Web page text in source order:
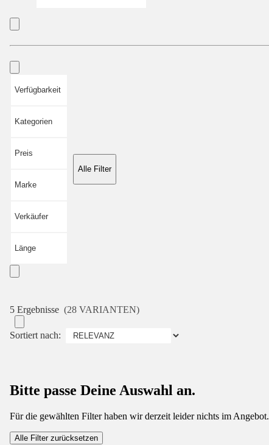
Verfügbarkeit
Kategorien
Preis
Marke
Verkäufer
Länge
Alle Filter
5 Ergebnisse (28 VARIANTEN)
Sortiert nach:
Bitte passe Deine Auswahl an.
Für die gewählten Filter haben wir derzeit leider nichts im Angebot.
Alle Filter zurücksetzen